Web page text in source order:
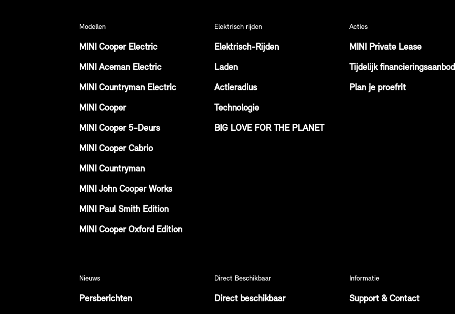
Modellen
MINI Cooper Electric
MINI Aceman Electric
MINI Countryman Electric
MINI Cooper
MINI Cooper 5-Deurs
MINI Cooper Cabrio
MINI Countryman
MINI John Cooper Works
MINI Paul Smith Edition
MINI Cooper Oxford Edition
Elektrisch rijden
Elektrisch-Rijden
Laden
Actieradius
Technologie
BIG LOVE FOR THE PLANET
Acties
MINI Private Lease
Tijdelijk financieringsaanbod
Plan je proefrit
Nieuws
Persberichten
Direct Beschikbaar
Direct beschikbaar
Informatie
Support & Contact